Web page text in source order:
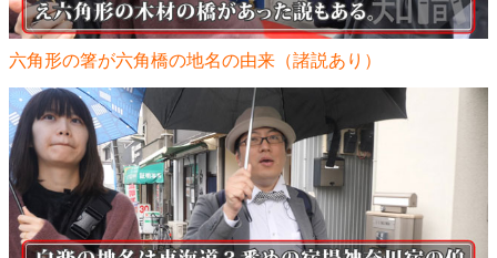
六角形の箸が六角橋の地名の由来（諸説あり）